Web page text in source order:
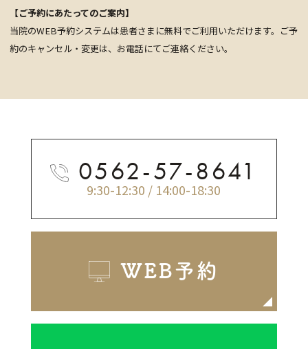
【ご予約にあたってのご案内】
当院のWEB予約システムは患者さまに無料でご利用いただけます。ご予
約のキャンセル・変更は、お電話にてご連絡ください。
0562-57-8641
9:30-12:30 / 14:00-18:30
WEB予約